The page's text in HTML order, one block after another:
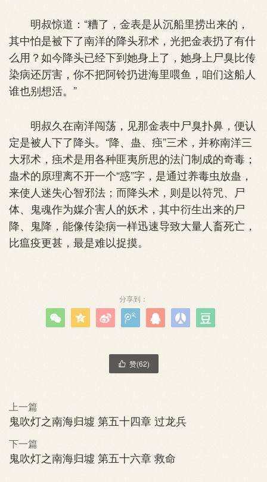
明叔惊道：“糟了，金表是从沉船里捞出来的，
其中怕是被下了南洋的降头邪术，光把金表扔了有什
么用？如今降头已经下到她身上了，她身上尸臭比传
染病还厉害，你不把阿铃扔进海里喂鱼，咱们这船人
谁也别想活。”
明叔久在南洋闯荡，见那金表中尸臭扑鼻，便认
定是被人下了降头。“降、蛊、痋”三术，并称南洋三
大邪术，痋术是用各种匪夷所思的法门制成的奇毒；
蛊术的原理离不开一个“惑”字，是通过养毒虫放蛊，
来使人迷失心智邪法；而降头术，则是以符咒、尸
体、鬼魂作为媒介害人的妖术，其中衍生出来的尸
降、鬼降，能像传染病一样迅速导致大量人畜死亡，
比瘟疫更甚，最是难以捉摸。
分享到：
      
 赞(62)
上一篇
鬼吹灯之南海归墟 第五十四章 过龙兵
下一篇
鬼吹灯之南海归墟 第五十六章 救命